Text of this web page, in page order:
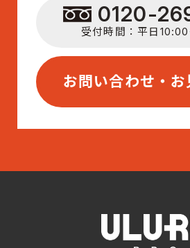
0120-
受付時間：平日
お問い合わせ・お